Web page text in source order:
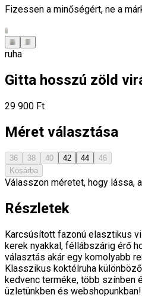
Fizessen a minőségért, ne a
ruha
Gitta hosszú zöld
29 900 Ft
Méret választása
36 38 40 42 44
46
Kosárba
Válasszon méretet, hogy lássa,
Részletek
Karcsúsított fazonú elasztikus
kerek nyakkal, féllábszárig érő
választás akár egy komolyabb
Klasszikus koktélruha
kedvenc terméke, több színben
üzletünkben és webshopunkban!